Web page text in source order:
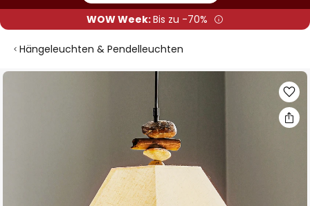
WOW Week:Bis zu -70%
Hängeleuchten & Pendelleuchten
Zum